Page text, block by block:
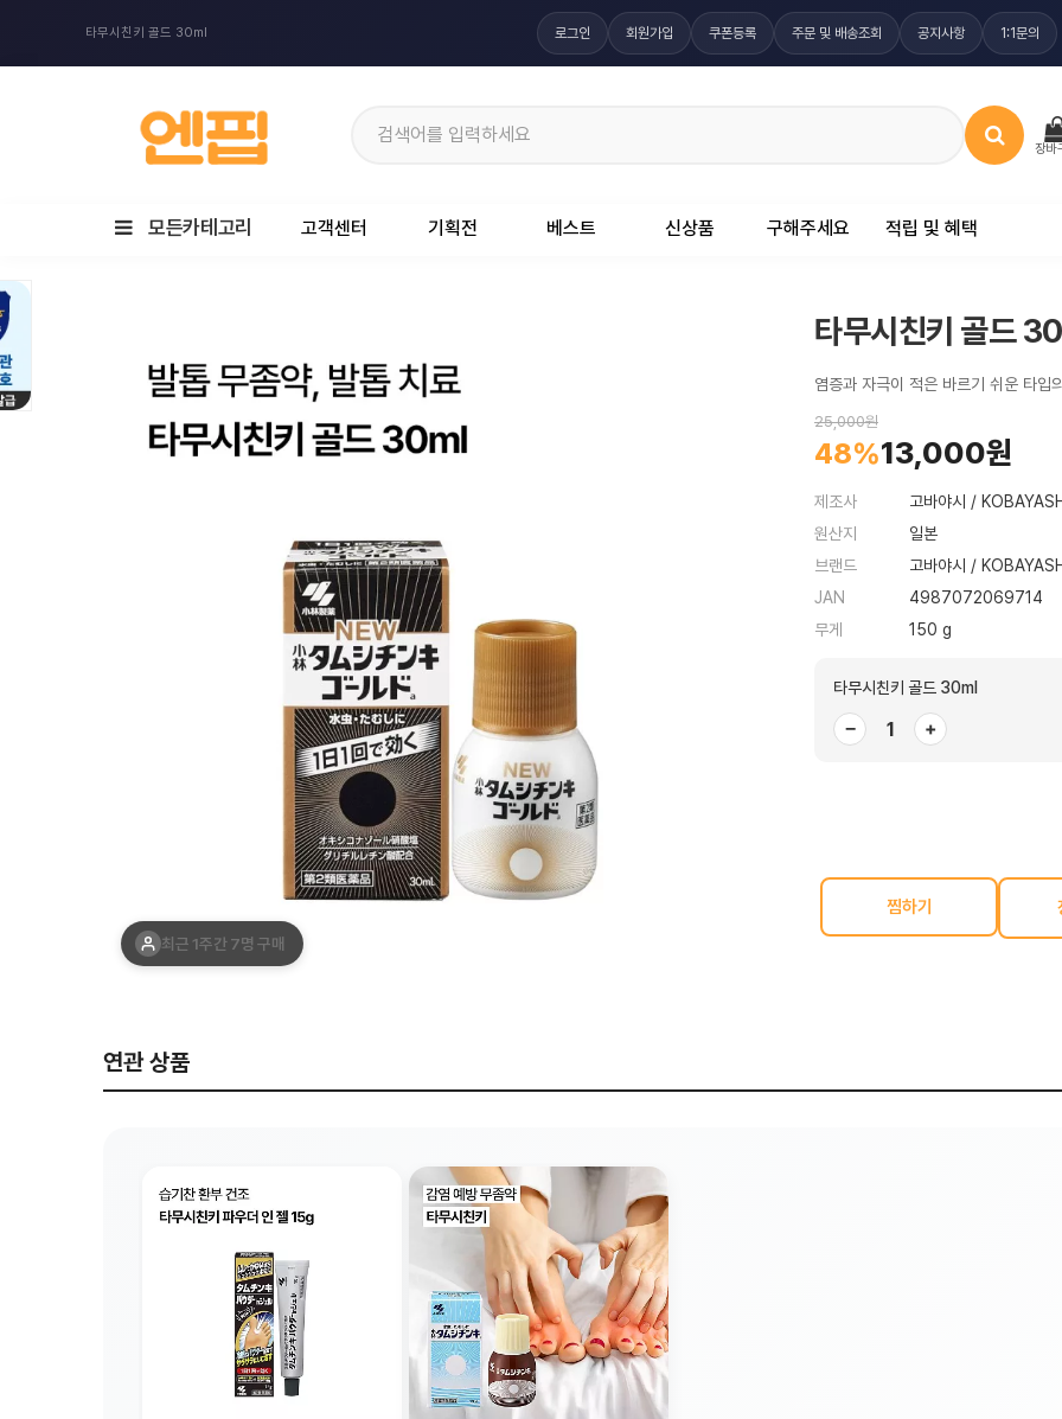
타무시친키 골드 30ml 로그인 회원가입 쿠폰등록 주문 및 배송조회 공지사항 1:1문의
장바
모든카테고리 고객센터 기획전 베스트 신상품 구해주세요 적립 및 혜택
최근 1주간 7명 구매
타무시친키 골드
염증과 자극이 적은 바르기 쉬운 타입
25,000원
48%13,000원
제조사
고바야시 /
원산지
일본
브랜드
고바야시 /
JAN
4987072069714
무게
150 g
타무시친키 골드 30ml
− +
찜하기
연관 상품